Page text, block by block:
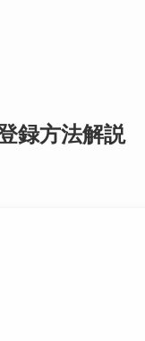
録方法解説